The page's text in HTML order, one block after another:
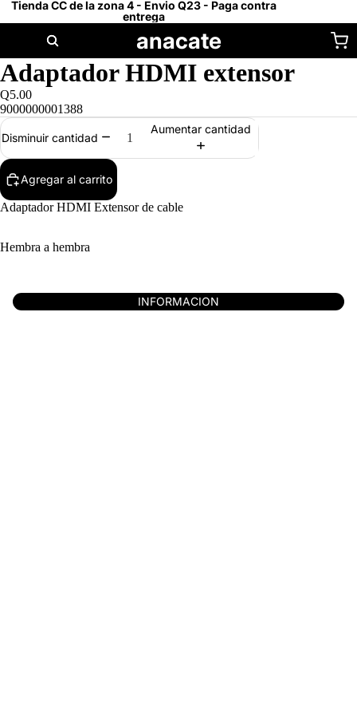
Tienda CC de la zona 4 - Envio Q23 - Paga contra
entrega
anacate
Adaptador HDMI extensor
Q5.00
9000000001388
Disminuir cantidad
Aumentar cantidad
Agregar al carrito
Adaptador HDMI Extensor de cable
Hembra a hembra
INFORMACION